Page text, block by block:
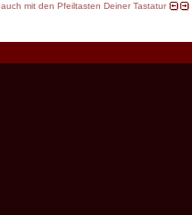
mit den Pfeiltasten Deiner Tastatur